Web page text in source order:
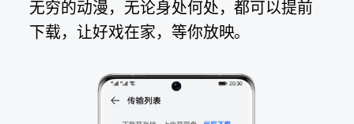
无穷的动漫，无论身处何处，都可以提前
下载，让好戏在家， 等你放映。